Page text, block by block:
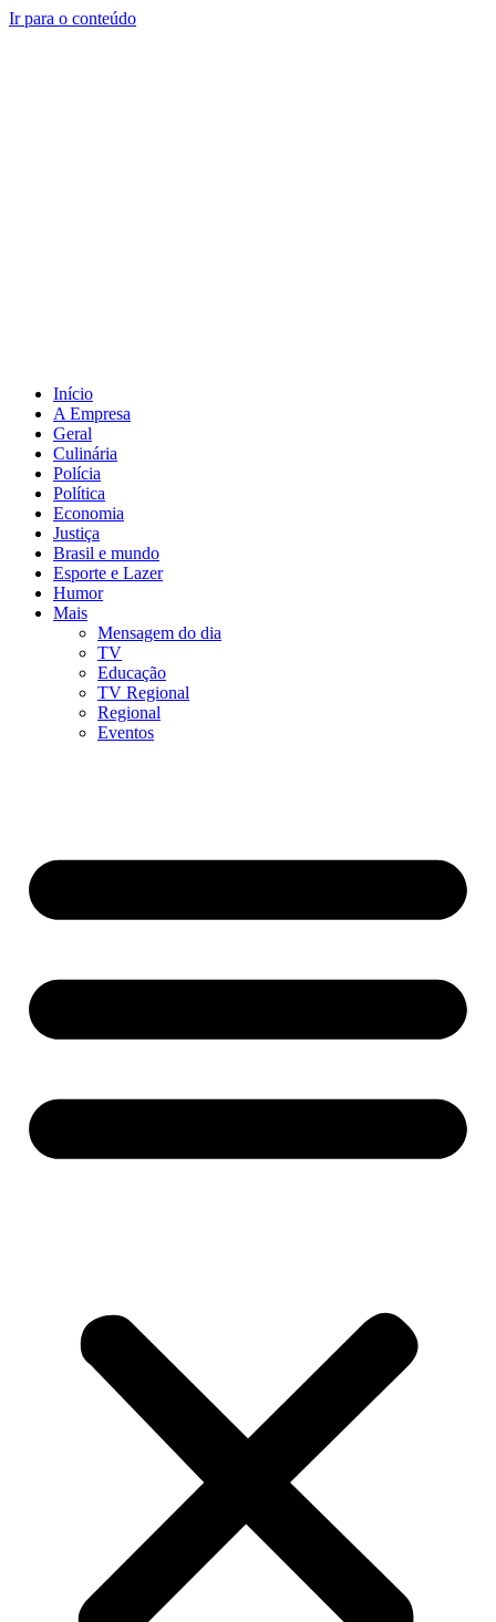
Ir para o conteúdo
Início
A Empresa
Geral
Culinária
Polícia
Política
Economia
Justiça
Brasil e mundo
Esporte e Lazer
Humor
Mais
Mensagem do dia
TV
Educação
TV Regional
Regional
Eventos